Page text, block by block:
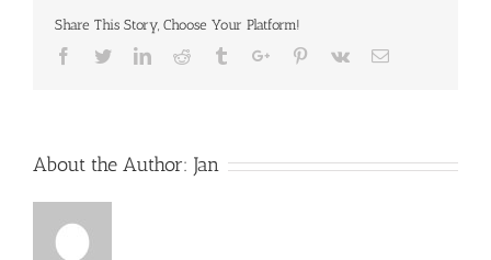
Share This Story, Choose Your Platform!
Facebook
TwitterLinkedinReddit TumblrGoogle+Pinterest
Vk Email
About the Author: Jan